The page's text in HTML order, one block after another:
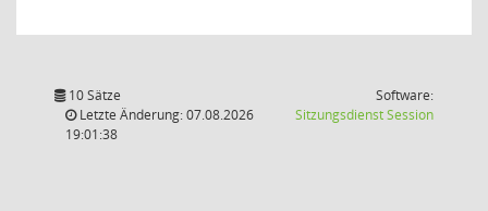
10 Sätze
Letzte Änderung: 07.08.2026
19:01:38
Software:
SitzungsdienstSession(Wird in